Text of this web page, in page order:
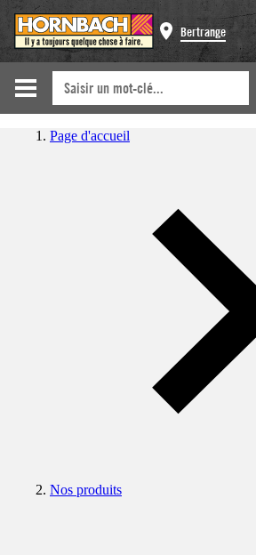
Bertrange
Page d'accueil
Nos produits